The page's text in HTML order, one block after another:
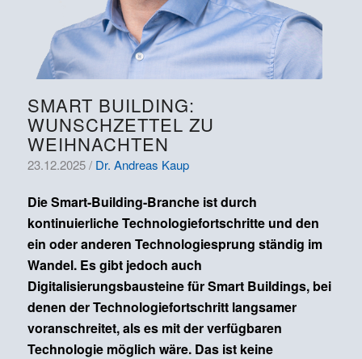
SMART BUILDING:
WUNSCHZETTEL ZU
WEIHNACHTEN
23.12.2025 / Dr. Andreas Kaup
Die Smart-Building-Branche ist durch
kontinuierliche Technologiefortschritte und den
ein oder anderen Technologiesprung ständig im
Wandel. Es gibt jedoch auch
Digitalisierungsbausteine für Smart Buildings, bei
denen der Technologiefortschritt langsamer
voranschreitet, als es mit der verfügbaren
Technologie möglich wäre. Das ist keine